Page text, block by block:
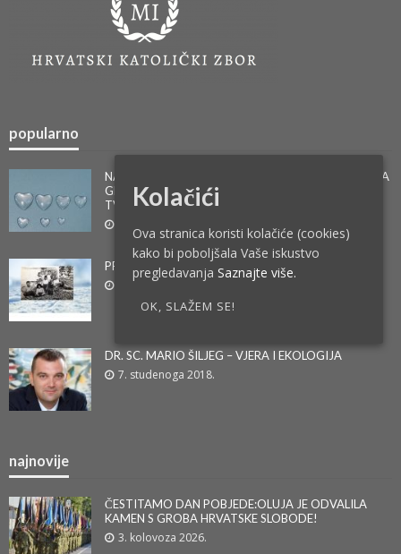
popularno
NAJČITANIJI TEKST 2023. – INTERVJU KĆERI BILLYJA
GRAHAMA – KONAČNO ISTINA NA NACIONALNOJ
TV
PRIČA IZ ŽIVOTA – DR. FRA TOMISLAV PERVAN
14. svibnja 2019.
DR. SC. MARIO ŠILJEG – VJERA I EKOLOGIJA
7. studenoga 2018.
najnovije
ČESTITAMO DAN POBJEDE:OLUJA JE ODVALILA
KAMEN S GROBA HRVATSKE SLOBODE!
3. kolovoza 2026.
Kolačići
Ova stranica koristi kolačiće (cookies)
kako bi poboljšala Vaše iskustvo
pregledavanja Saznajte više.
OK, SLAŽEM SE!